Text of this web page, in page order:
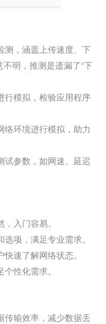
测，涵盖上传速度、下
明，推测是遗漏了“下
行模拟，检验应用程序
络环境进行模拟，助力
试参数，如网速、延迟
入门容易。
项，满足专业需求。
速了解网络状态。
性化需求。
传输效率，减少数据丢